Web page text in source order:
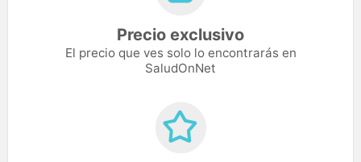
Precio exclusivo
El precio que ves solo lo encontrarás en
SaludOnNet